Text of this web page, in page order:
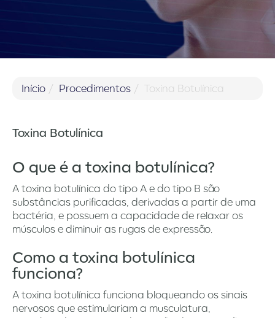
Início Procedimentos Toxina Botulínica
Toxina Botulínica
O que é a toxina botulínica?
A toxina botulínica do tipo A e do tipo B são
substâncias purificadas, derivadas a partir de uma
bactéria, e possuem a capacidade de relaxar os
músculos e diminuir as rugas de expressão.
Como a toxina botulínica
funciona?
A toxina botulínica funciona bloqueando os sinais
nervosos que estimulariam a musculatura,